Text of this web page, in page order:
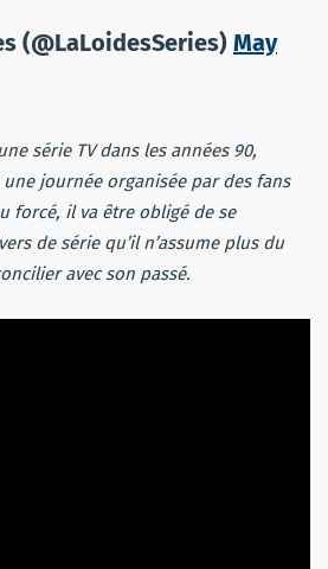
(@LaLoidesSeries) May
série TV dans les années 90,
journée organisée par des fans
forcé, il va être obligé de se
de série qu’il n’assume plus du
avec son passé.